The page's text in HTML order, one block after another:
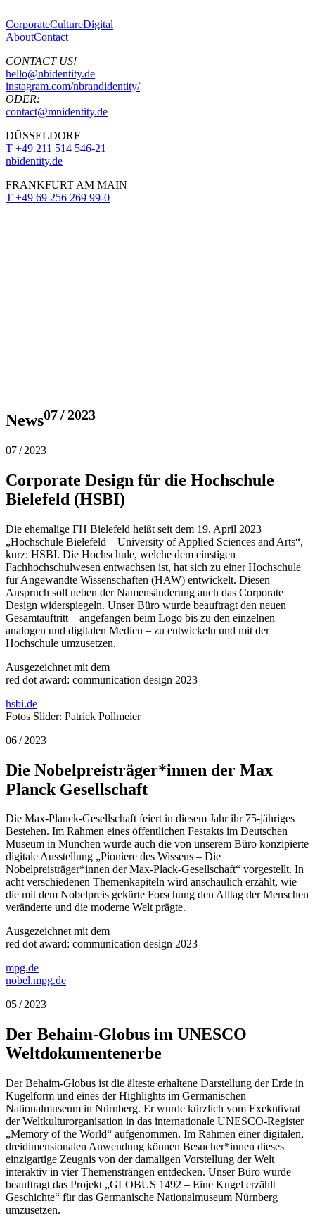
CorporateCultureDigital
AboutContact
CONTACT US!
hello@nbidentity.de
instagram.com/nbrandidentity/
ODER:
contact@mnidentity.de
DÜSSELDORF
T +49 211 514 546-21
nbidentity.de
FRANKFURT AM MAIN
T +49 69 256 269 99-0
News07 / 2023
07 / 2023
Corporate Design für die Hochschule
Bielefeld (HSBI)
Die ehemalige FH Bielefeld heißt seit dem 19. April 2023
„Hochschule Bielefeld – University of Applied Sciences and Arts“,
kurz: HSBI. Die Hochschule, welche dem einstigen
Fachhochschulwesen entwachsen ist, hat sich zu einer Hochschule
für Angewandte Wissenschaften (HAW) entwickelt. Diesen
Anspruch soll neben der Namensänderung auch das Corporate
Design widerspiegeln. Unser Büro wurde beauftragt den neuen
Gesamtauftritt – angefangen beim Logo bis zu den einzelnen
analogen und digitalen Medien – zu entwickeln und mit der
Hochschule umzusetzen.
Ausgezeichnet mit dem
red dot award: communication design 2023
hsbi.de
Fotos Slider: Patrick Pollmeier
06 / 2023
Die Nobelpreisträger*innen der Max
Planck Gesellschaft
Die Max-Planck-Gesellschaft feiert in diesem Jahr ihr 75-jähriges
Bestehen. Im Rahmen eines öffentlichen Festakts im Deutschen
Museum in München wurde auch die von unserem Büro konzipierte
digitale Ausstellung „Pioniere des Wissens – Die
Nobelpreisträger*innen der Max-Plack-Gesellschaft“ vorgestellt. In
acht verschiedenen Themenkapiteln wird anschaulich erzählt, wie
die mit dem Nobelpreis gekürte Forschung den Alltag der Menschen
veränderte und die moderne Welt prägte.
Ausgezeichnet mit dem
red dot award: communication design 2023
mpg.de
nobel.mpg.de
05 / 2023
Der Behaim-Globus im UNESCO
Weltdokumentenerbe
Der Behaim-Globus ist die älteste erhaltene Darstellung der Erde in
Kugelform und eines der Highlights im Germanischen
Nationalmuseum in Nürnberg. Er wurde kürzlich vom Exekutivrat
der Weltkulturorganisation in das internationale UNESCO-Register
„Memory of the World“ aufgenommen. Im Rahmen einer digitalen,
dreidimensionalen Anwendung können Besucher*innen dieses
einzigartige Zeugnis von der damaligen Vorstellung der Welt
interaktiv in vier Themensträngen entdecken. Unser Büro wurde
beauftragt das Projekt „GLOBUS 1492 – Eine Kugel erzählt
Geschichte“ für das Germanische Nationalmuseum Nürnberg
umzusetzen.